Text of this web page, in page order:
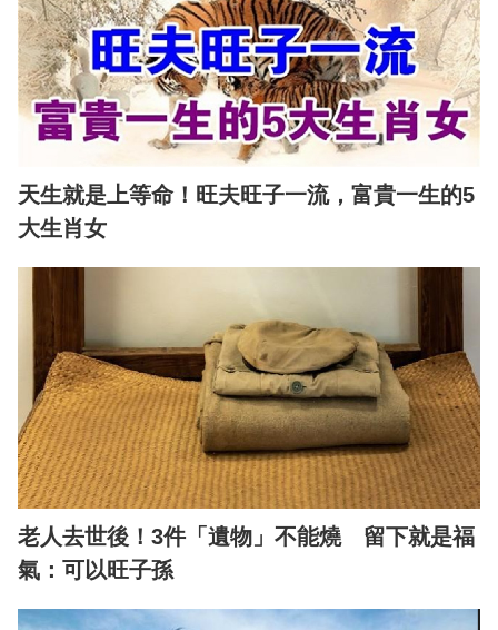
天生就是上等命！旺夫旺子一流，富貴一生的5
大生肖女
老人去世後！3件「遺物」不能燒 留下就是福
氣：可以旺子孫